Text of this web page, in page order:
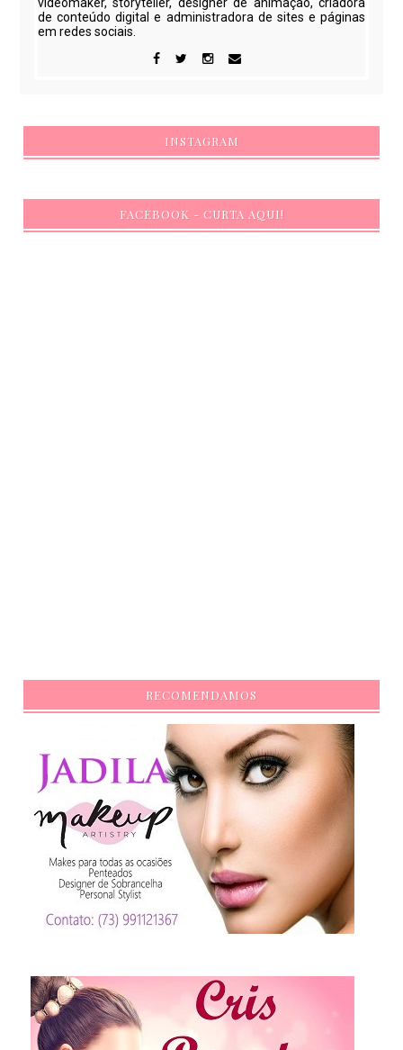
videomaker, storyteller, designer de animação, criadora
de conteúdo digital e administradora de sites e páginas
em redes sociais.
INSTAGRAM
FACEBOOK - CURTA AQUI!
RECOMENDAMOS